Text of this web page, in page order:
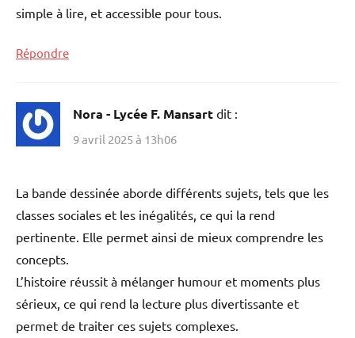
simple à lire, et accessible pour tous.
Répondre
Nora - Lycée F. Mansart dit :
9 avril 2025 à 13h06
La bande dessinée aborde différents sujets, tels que les
classes sociales et les inégalités, ce qui la rend
pertinente. Elle permet ainsi de mieux comprendre les
concepts.
L’histoire réussit à mélanger humour et moments plus
sérieux, ce qui rend la lecture plus divertissante et
permet de traiter ces sujets complexes.